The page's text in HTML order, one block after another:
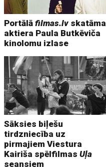
Portālāfilmas.lv skatāma
aktiera Paula Butkēviča
kinolomu izlase
Sāksies biļešu
tirdzniecība uz
pirmajiem Viestura
Kairiša spēlfilmasUļa
seansiem